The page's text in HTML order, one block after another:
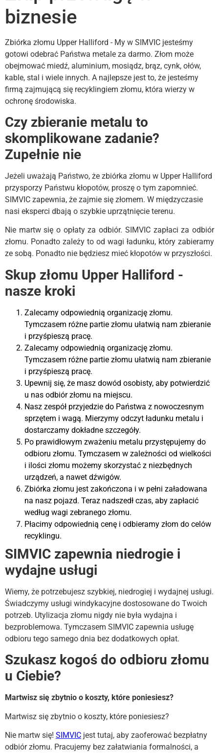
biznesie
Zbiórka złomu Upper Halliford - My w SIMVIC jesteśmy
gotowi odebrać Państwa metale za darmo. Złom może
obejmować miedź, aluminium, mosiądz, brąz, cynk, ołów,
kable, stal i wiele innych. A najlepsze jest to, że jesteśmy
firmą zajmującą się recyklingiem złomu, która wierzy w
ochronę środowiska.
Czy zbieranie metalu to
skomplikowane zadanie?
Zupełnie nie
Jeżeli uważają Państwo, że zbiórka złomu w Upper Halliford
przysporzy Państwu kłopotów, proszę o tym zapomnieć.
SIMVIC zapewnia, że zajmie się złomem. W międzyczasie
nasi eksperci dbają o szybkie uprzątnięcie terenu.
Nie martw się o opłaty za odbiór. SIMVIC zapłaci za odbiór
złomu. Ponadto zależy to od wagi ładunku, który zabieramy
ze sobą. Ponadto nie będziesz mieć kłopotów w przyszłości.
Skup złomu Upper Halliford -
nasze kroki
Zalecamy odpowiednią organizację złomu.
Tymczasem różne partie złomu ułatwią nam zbieranie
i przyśpieszą pracę.
Zalecamy odpowiednią organizację złomu.
Tymczasem różne partie złomu ułatwią nam zbieranie
i przyśpieszą pracę.
Upewnij się, że masz dowód osobisty, aby potwierdzić
u nas odbiór złomu na miejscu.
Nasz zespół przyjedzie do Państwa z nowoczesnym
sprzętem i wagą. Mierzymy odczyt ładunku metalu i
dostarczamy dokładne szczegóły.
Po prawidłowym zważeniu metalu przystępujemy do
odbioru złomu. Tymczasem w zależności od wielkości
i ilości złomu możemy skorzystać z niezbędnych
urządzeń, a nawet dźwigów.
Zbiórka złomu jest zakończona i w pełni załadowana
na nasz pojazd. Teraz nadszedł czas, aby zapłacić
według wagi zebranego złomu.
Płacimy odpowiednią cenę i odbieramy złom do celów
recyklingu.
SIMVIC zapewnia niedrogie i
wydajne usługi
Wiemy, że potrzebujesz szybkiej, niedrogiej i wydajnej usługi.
Świadczymy usługi windykacyjne dostosowane do Twoich
potrzeb. Utylizacja złomu nigdy nie była wydajna i
bezproblemowa. Tymczasem SIMVIC zapewnia usługę
odbioru tego samego dnia bez dodatkowych opłat.
Szukasz kogoś do odbioru złomu
u Ciebie?
Martwisz się zbytnio o koszty, które poniesiesz?
Martwisz się zbytnio o koszty, które poniesiesz?
Nie martw się! SIMVIC jest tutaj, aby zaoferować bezpłatny
odbiór złomu. Pracujemy bez załatwiania formalności, a